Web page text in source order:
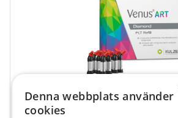
Denna webbplats använder
cookies